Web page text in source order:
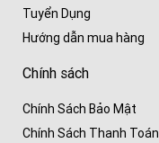
Tuyển Dụng
Hướng dẫn mua hàng
Chính sách
Chính Sách Bảo Mật
Chính Sách Thanh Toán